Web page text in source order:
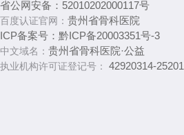
省公网安备： 52010202000117号
百度认证官网： 贵州省骨科医院
ICP备案号： 黔ICP备20003351号-3
中文域名： 贵州省骨科医院·公益
执业机构许可证登记号： 42920314-